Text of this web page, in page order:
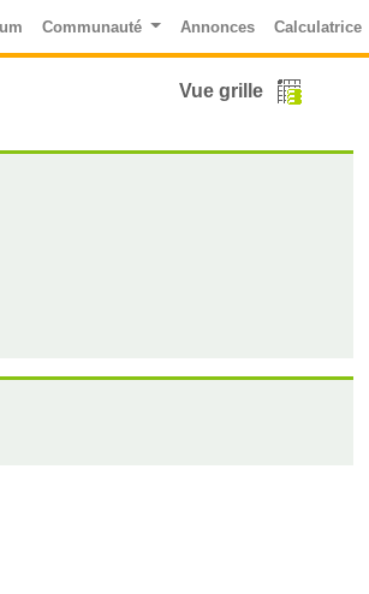
Communauté Annonces Calculatrice
Vue grille